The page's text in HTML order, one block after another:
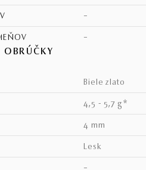
–
–
OBRÚČKY
biele zlato
4,5 - 5,7 g*
4 mm
lesk